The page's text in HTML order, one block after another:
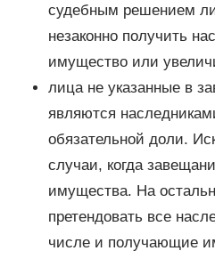
судебным решением
незаконно получить
имущество или
лица не указанные в
являются
обязательной доли.
случаи, когда
имущества. На
претендовать все
числе и получающие